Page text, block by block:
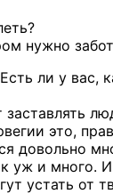
нужно
ли у вас,
это,
довольно
уж и много.
устать от